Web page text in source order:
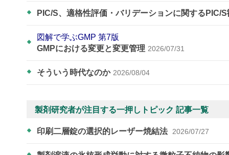
PIC/S、適格性評価・バリデーションに関するPIC/
図解で学ぶGMP 第7版
GMPにおける変更と変更管理 2026/07/31
そういう時代なのか 2026/08/04
製剤研究者が注目する一押しトピック 記事一覧
印刷二層錠の選択的レーザー焼結法 2026/07/27